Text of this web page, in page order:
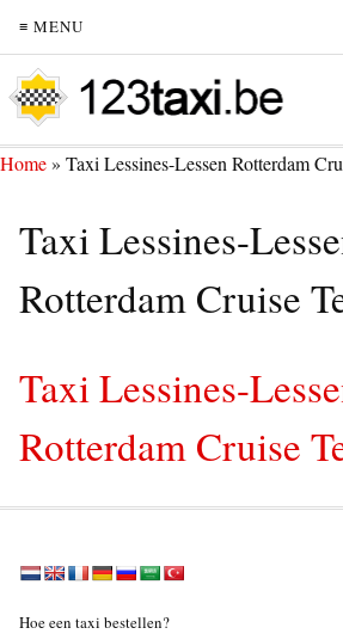
≡ MENU
Home» Taxi Lessines-Lessen Rotterdam
Taxi Lessines-
Rotterdam Cruise
Taxi Lessines-
Rotterdam Cruise
Hoe een taxi bestellen?